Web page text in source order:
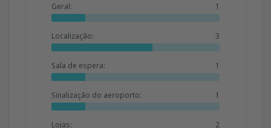
Geral: 1
Localização: 3
Sala de espera: 1
Sinalização do aeroporto: 1
Lojas: 2